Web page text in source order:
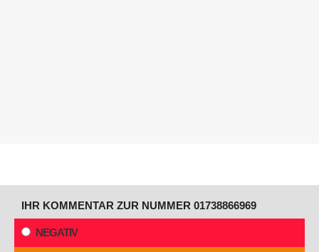
IHR KOMMENTAR ZUR NUMMER 01738866969
NEGATIV